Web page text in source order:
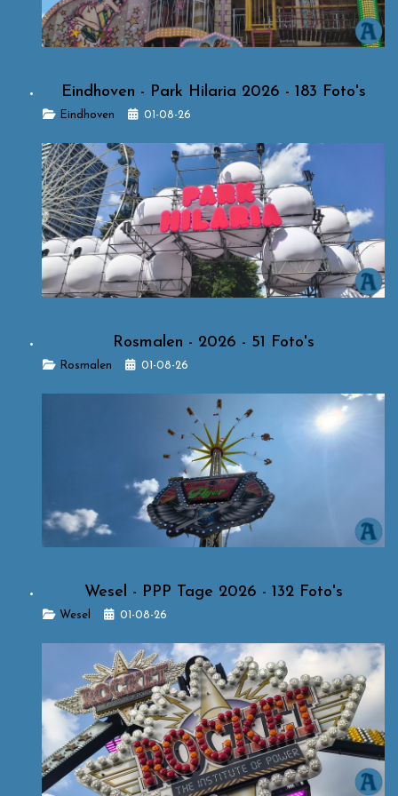
Eindhoven - Park Hilaria 2026 - 183 Foto's
DetailsEindhoven 01-08-26
Rosmalen - 2026 - 51 Foto's
DetailsRosmalen 01-08-26
Wesel - PPP Tage 2026 - 132 Foto's
Details
Wesel 01-08-26